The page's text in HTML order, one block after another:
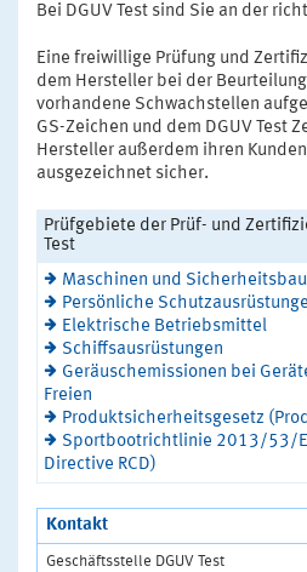
Bei DGUV Test sind Sie an der
Eine freiwillige Prüfung und
dem Hersteller bei der
vorhandene Schwachstellen
GS-Zeichen und dem DGUV Test
Hersteller außerdem ihren
ausgezeichnet sicher.
Prüfgebiete der Prüf- und
Test
Maschinen und
Persönliche
Elektrische Betriebsmittel
Schiffsausrüstungen
Geräuschemissionen bei
Freien
Produktsicherheitsgesetz
Sportbootrichtlinie 2013/53/
Directive RCD)
Kontakt
Geschäftsstelle DGUV Test